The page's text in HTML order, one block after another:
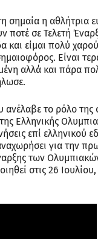
σημαία η αθλήτρια
ποτέ σε Τελετή
και είμαι πολύ
Είναι
αλλά και πάρα
ανέλαβε το ρόλο
Ελληνικής
επί ελληνικού
για την
των
στις 26